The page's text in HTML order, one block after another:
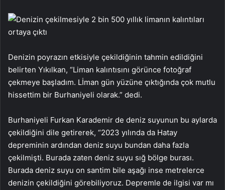
Denizin poyrazın etkisiyle çekildiğinin tahmin edildiğini
belirten Yıkılkan, “Liman kalıntısını görünce fotoğraf
çekmeye başladım. Lİman gün yüzüne çıktığında çok mutlu
hissettim bir Burhaniyeli olarak.” dedi.
Burhaniyeli Furkan Karademir de deniz suyunun bu aylarda
çekildiğini dile getirerek, “2023 yılında da Hatay
depreminin ardından deniz suyu bundan daha fazla
çekilmişti. Burada zaten deniz suyu sığ bölge burası.
Burada deniz suyu on santim bile aşağı inse metrelerce
denizin çekildiğini görebiliyoruz. Depremle de ilgisi var mı